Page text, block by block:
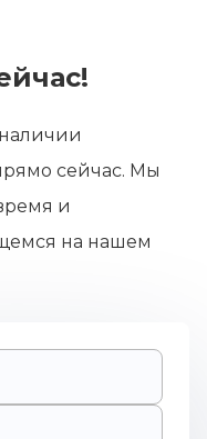
сейчас. Мы
и
на нашем